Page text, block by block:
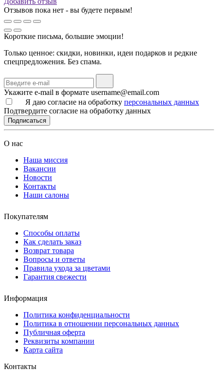
Отзывов пока нет - вы будете первым!
Короткие письма, большие эмоции!
Только ценное: скидки, новинки, идеи подарков и редкие
спецпредложения. Без спама.
Укажите e-mail в формате username@email.com
Я даю согласие на обработку персональных данных
Подтвердите согласие на обработку данных
Подписаться
О нас
Наша миссия
Вакансии
Новости
Контакты
Наши салоны
Покупателям
Способы оплаты
Как сделать заказ
Возврат товара
Вопросы и ответы
Правила ухода за цветами
Гарантия свежести
Информация
Политика конфиденциальности
Политика в отношении персональных данных
Публичная оферта
Реквизиты компании
Карта сайта
Контакты